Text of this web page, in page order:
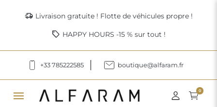
delivery_truck_speed Livraison gratuite ! Flotte de véhicules propre !
sell HAPPY HOURS -15 % sur tout !
+33 785222585 boutique@alfaram.fr
menu 0